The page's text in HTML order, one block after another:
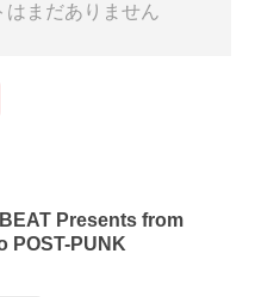
はまだありません
Presents from
POST-PUNK